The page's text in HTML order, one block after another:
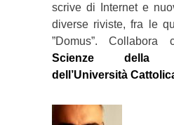
scrive di Internet e
diverse riviste, fra le
”Domus”. Collabora
Scienze della
dell’Università